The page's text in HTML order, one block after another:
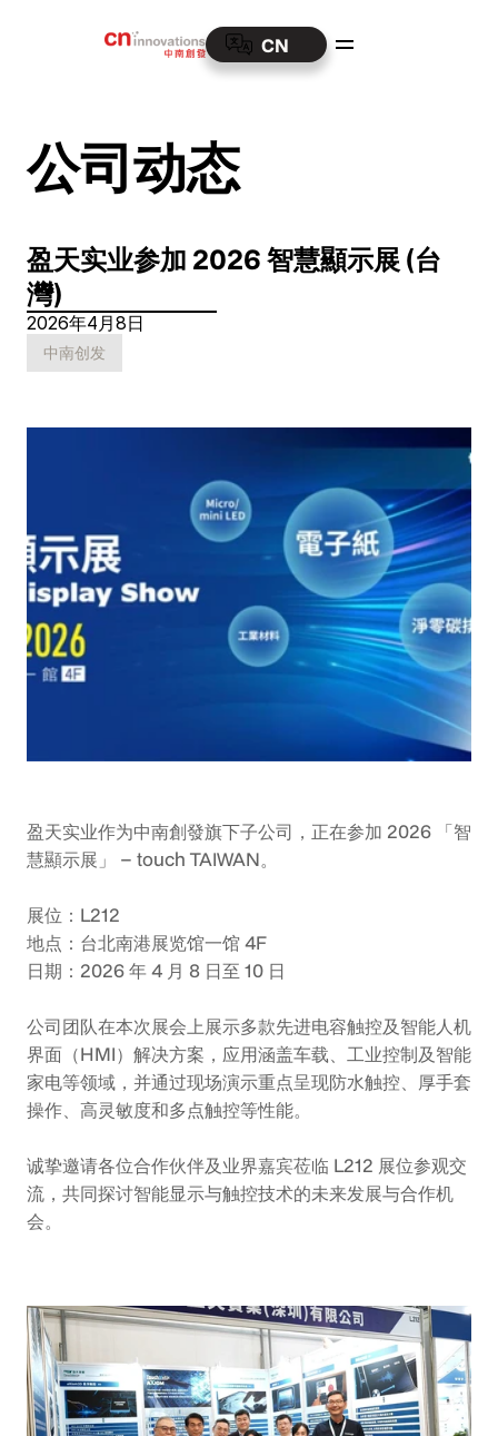
CN
公司动态
盈天实业参加 2026 智慧顯示展 (台
灣)
2026年4月8日
中南创发
盈天实业作为中南創發旗下子公司，正在参加 2026 「智
慧顯示展」 – touch TAIWAN。
展位：L212
地点：台北南港展览馆一馆 4F
日期：2026 年 4 月 8 日至 10 日
公司团队在本次展会上展示多款先进电容触控及智能人机
界面（HMI）解决方案，应用涵盖车载、工业控制及智能
家电等领域，并通过现场演示重点呈现防水触控、厚手套
操作、高灵敏度和多点触控等性能。
诚挚邀请各位合作伙伴及业界嘉宾莅临 L212 展位参观交
流，共同探讨智能显示与触控技术的未来发展与合作机
会。